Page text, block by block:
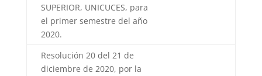
SUPERIOR, UNICUCES, para
el primer semestre del año
2020.
Resolución 20 del 21 de
diciembre de 2020, por la